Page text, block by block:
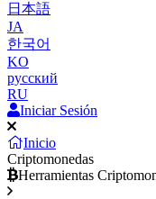
日本語
JA
한국어
KO
русский
RU
Iniciar Sesión
Inicio
Criptomonedas
Herramientas